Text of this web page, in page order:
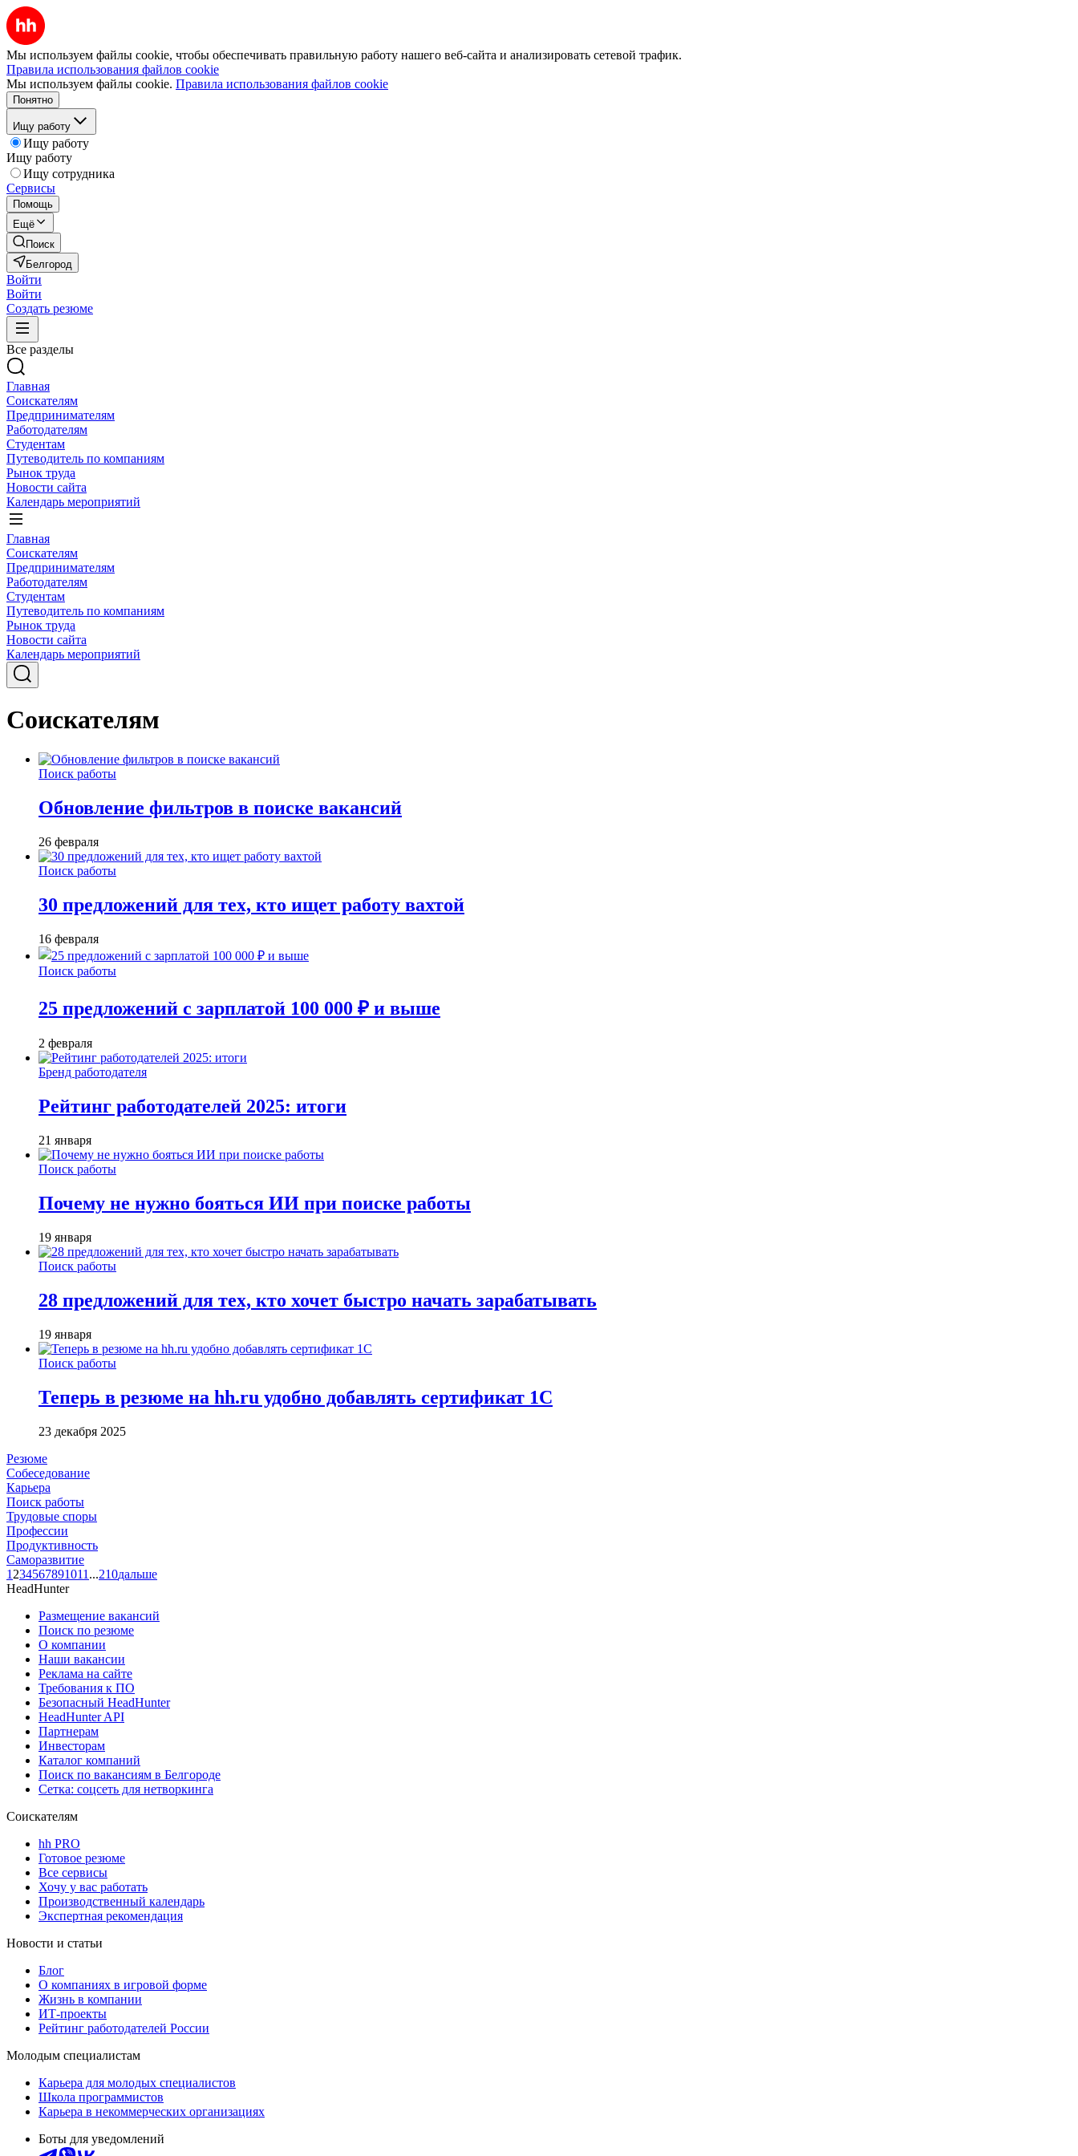
Мы используем файлы cookie, чтобы обеспечивать правильную работу нашего веб-сайта и анализировать сетевой трафик.
Правила использования файлов cookie
Мы используем файлы cookie. Правила использования файлов cookie
Понятно
Ищу работу
Ищу работу
Ищу работу
Ищу сотрудника
Сервисы
Помощь
Ещё
Поиск
Белгород
Войти
Войти
Создать резюме
Все разделы
Главная
Соискателям
Предпринимателям
Работодателям
Студентам
Путеводитель по компаниям
Рынок труда
Новости сайта
Календарь мероприятий
Главная
Соискателям
Предпринимателям
Работодателям
Студентам
Путеводитель по компаниям
Рынок труда
Новости сайта
Календарь мероприятий
Соискателям
Поиск работы
Обновление фильтров в поиске вакансий
26 февраля
Поиск работы
30 предложений для тех, кто ищет работу вахтой
16 февраля
Поиск работы
25 предложений с зарплатой 100 000 ₽ и выше
2 февраля
Бренд работодателя
Рейтинг работодателей 2025: итоги
21 января
Поиск работы
Почему не нужно бояться ИИ при поиске работы
19 января
Поиск работы
28 предложений для тех, кто хочет быстро начать зарабатывать
19 января
Поиск работы
Теперь в резюме на hh.ru удобно добавлять сертификат 1С
23 декабря 2025
Резюме
Собеседование
Карьера
Поиск работы
Трудовые споры
Профессии
Продуктивность
Саморазвитие
1 234567891011 ...210дальше
HeadHunter
Размещение вакансий
Поиск по резюме
О компании
Наши вакансии
Реклама на сайте
Требования к ПО
Безопасный HeadHunter
HeadHunter API
Партнерам
Инвесторам
Каталог компаний
Поиск по вакансиям в Белгороде
Сетка: соцсеть для нетворкинга
Соискателям
hh PRO
Готовое резюме
Все сервисы
Хочу у вас работать
Производственный календарь
Экспертная рекомендация
Новости и статьи
Блог
О компаниях в игровой форме
Жизнь в компании
ИТ-проекты
Рейтинг работодателей России
Молодым специалистам
Карьера для молодых специалистов
Школа программистов
Карьера в некоммерческих организациях
Боты для уведомлений